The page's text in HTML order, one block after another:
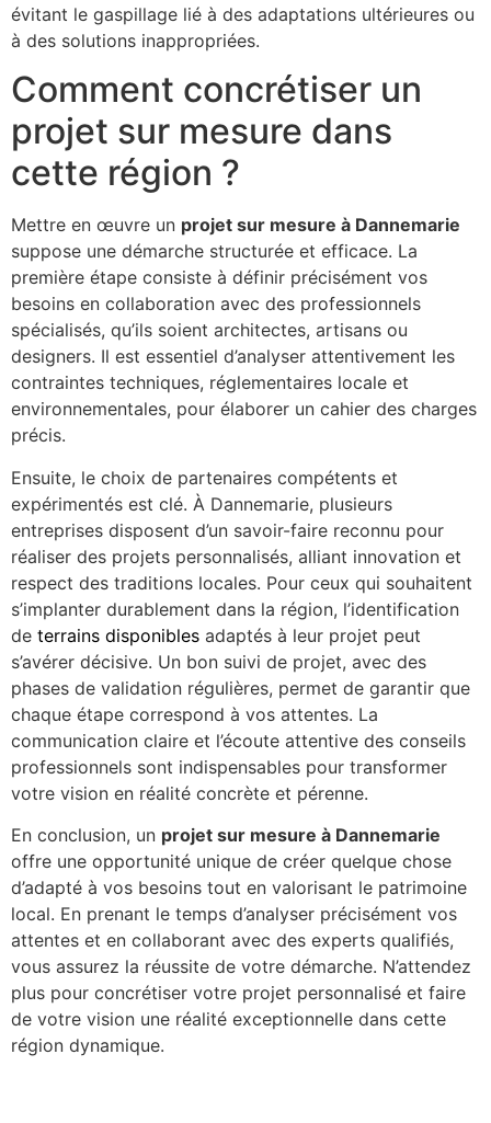
évitant le gaspillage lié à des adaptations ultérieures ou
à des solutions inappropriées.
Comment concrétiser un
projet sur mesure dans
cette région ?
Mettre en œuvre un projet sur mesure à Dannemarie
suppose une démarche structurée et efficace. La
première étape consiste à définir précisément vos
besoins en collaboration avec des professionnels
spécialisés, qu’ils soient architectes, artisans ou
designers. Il est essentiel d’analyser attentivement les
contraintes techniques, réglementaires locale et
environnementales, pour élaborer un cahier des charges
précis.
Ensuite, le choix de partenaires compétents et
expérimentés est clé. À Dannemarie, plusieurs
entreprises disposent d’un savoir-faire reconnu pour
réaliser des projets personnalisés, alliant innovation et
respect des traditions locales. Pour ceux qui souhaitent
s’implanter durablement dans la région, l’identification
de terrains disponibles adaptés à leur projet peut
s’avérer décisive. Un bon suivi de projet, avec des
phases de validation régulières, permet de garantir que
chaque étape correspond à vos attentes. La
communication claire et l’écoute attentive des conseils
professionnels sont indispensables pour transformer
votre vision en réalité concrète et pérenne.
En conclusion, un projet sur mesure à Dannemarie
offre une opportunité unique de créer quelque chose
d’adapté à vos besoins tout en valorisant le patrimoine
local. En prenant le temps d’analyser précisément vos
attentes et en collaborant avec des experts qualifiés,
vous assurez la réussite de votre démarche. N’attendez
plus pour concrétiser votre projet personnalisé et faire
de votre vision une réalité exceptionnelle dans cette
région dynamique.